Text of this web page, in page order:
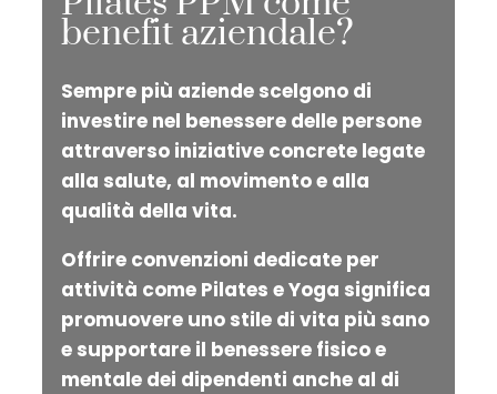
benefit aziendale?
Sempre più aziende scelgono di
investire nel benessere delle persone
attraverso iniziative concrete legate
alla salute, al movimento e alla
qualità della vita.
Offrire convenzioni dedicate per
attività come Pilates e Yoga significa
promuovere uno stile di vita più sano
e supportare il benessere fisico e
mentale dei dipendenti anche al di